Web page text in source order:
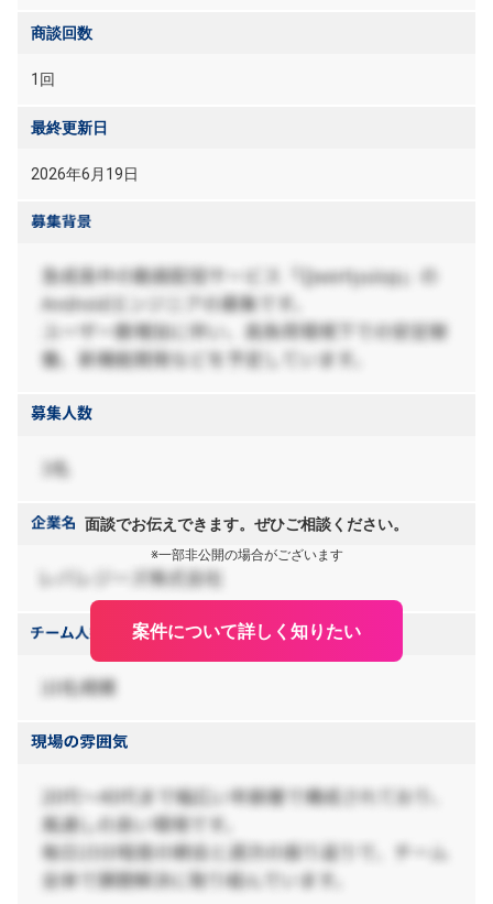
商談回数
1回
最終更新日
2026年6月19日
面談でお伝えできます。ぜひご相談ください。
※一部非公開の場合がございます
案件について詳しく知りたい